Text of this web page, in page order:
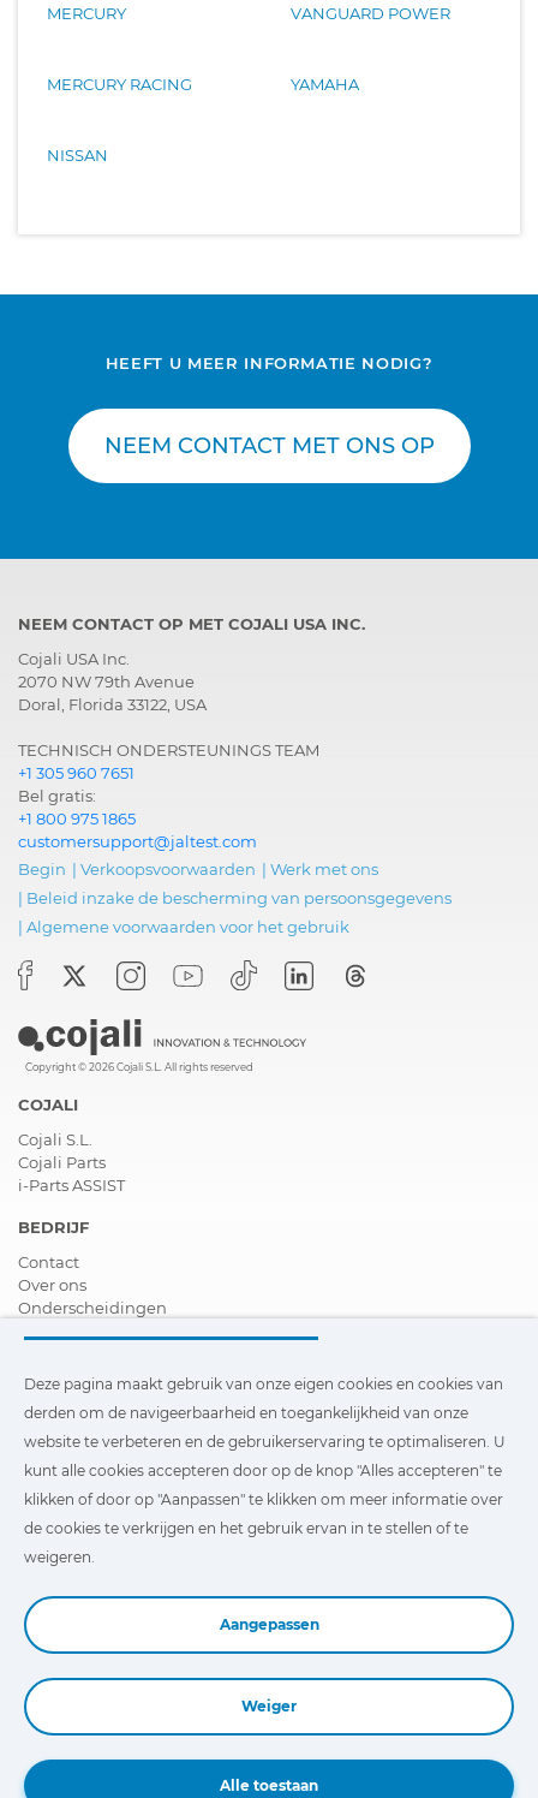
MERCURY
MERCURY RACING
NISSAN
VANGUARD POWER
YAMAHA
HEEFT U MEER INFORMATIE NODIG?
NEEM CONTACT MET ONS OP
NEEM CONTACT OP MET COJALI USA INC.
Cojali USA Inc.
2070 NW 79th Avenue
Doral, Florida 33122, USA
TECHNISCH ONDERSTEUNINGS TEAM
+1 305 960 7651
Bel gratis:
+1 800 975 1865
customersupport@jaltest.com
Begin | Verkoopsvoorwaarden | Werk met ons
| Beleid inzake de bescherming van persoonsgegevens
| Algemene voorwaarden voor het gebruik
Copyright © 2026 Cojali S.L. All rights reserved
COJALI
Cojali S.L.
Cojali Parts
i-Parts ASSIST
BEDRIJF
Contact
Over ons
Onderscheidingen
Verdeler worden
Nieuws
Video´s
FAQ - V&A
van derden om de navigeerbaarheid en toegankelijkheid van
onze website te verbeteren en de gebruikerservaring te
optimaliseren. U kunt te klikken op
ervan in te stellen of te weigeren.
Deze pagina maakt gebruik van onze eigen cookies en cookies van
derden om de navigeerbaarheid en toegankelijkheid van onze
website te verbeteren en de gebruikerservaring te optimaliseren. U
kunt alle cookies accepteren door op de knop "Alles accepteren" te
klikken of door op "Aanpassen" te klikken om meer informatie over
de cookies te verkrijgen en het gebruik ervan in te stellen of te
weigeren.
Aangepassen
Weiger
Alle toestaan